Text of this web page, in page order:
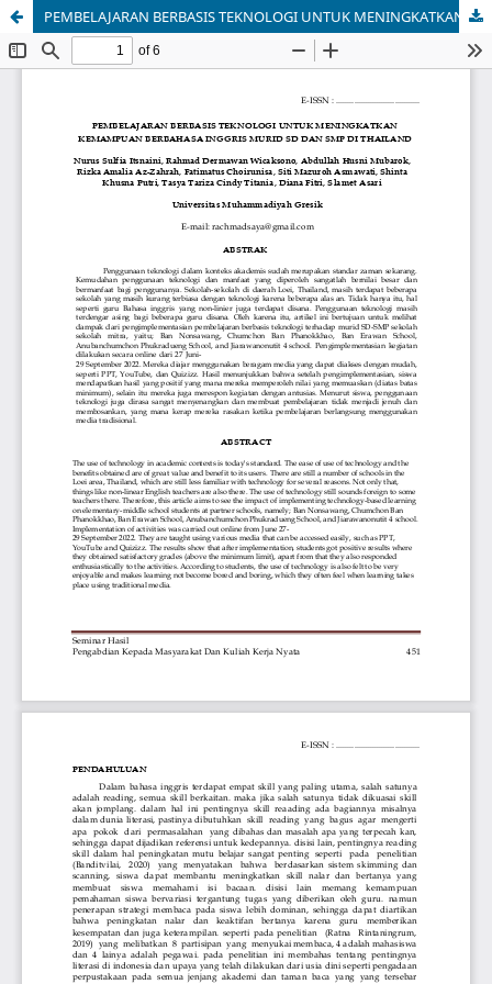
PEMBELAJARAN BERBASIS TEKNOLOGI UNTUK MENINGKATKAN KEMAMPUAN BERBAHASA INGGRIS MURID SD DAN SMP DI THAILAND